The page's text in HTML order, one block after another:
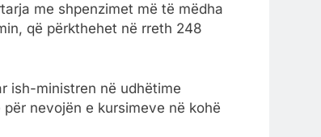
me shpenzimet më të mëdha
që përkthehet në rreth 248
ish-ministren në udhëtime
nevojën e kursimeve në kohë